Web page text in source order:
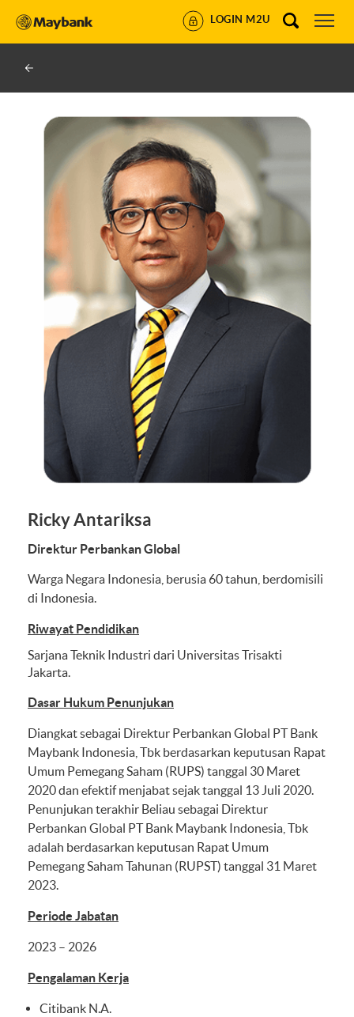
LOGIN M2U
Ricky Antariksa
Direktur Perbankan Global
Warga Negara Indonesia, berusia 60 tahun, berdomisili
di Indonesia.
Riwayat Pendidikan
Sarjana Teknik Industri dari Universitas Trisakti
Jakarta.
Dasar Hukum Penunjukan
Diangkat sebagai Direktur Perbankan Global PT Bank
Maybank Indonesia, Tbk berdasarkan keputusan Rapat
Umum Pemegang Saham (RUPS) tanggal 30 Maret
2020 dan efektif menjabat sejak tanggal 13 Juli 2020.
Penunjukan terakhir Beliau sebagai Direktur
Perbankan Global PT Bank Maybank Indonesia, Tbk
adalah berdasarkan keputusan Rapat Umum
Pemegang Saham Tahunan (RUPST) tanggal 31 Maret
2023.
Periode Jabatan
2023 – 2026
Pengalaman Kerja
Citibank N.A.